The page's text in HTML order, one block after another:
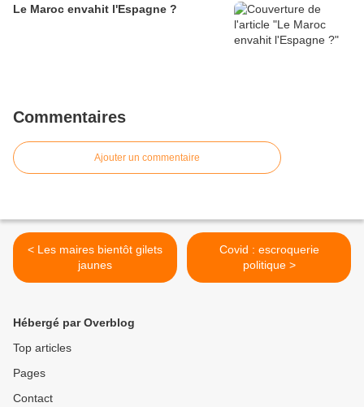
Le Maroc envahit l'Espagne ?
Commentaires
Ajouter un commentaire
< Les maires bientôt gilets
jaunes
Covid : escroquerie
politique >
Hébergé par Overblog
Top articles
Pages
Contact